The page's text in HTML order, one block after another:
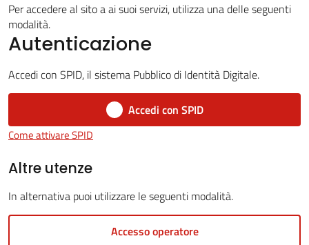
Casalfiumanese
on-
Per accedere al sito a ai suoi servizi, utilizza una delle seguenti
modalità.
Autenticazione
Accedi con SPID, il sistema Pubblico di Identità Digitale.
Accedi con SPID
Come attivare SPID
Altre utenze
In alternativa puoi utilizzare le seguenti modalità.
Accesso operatore